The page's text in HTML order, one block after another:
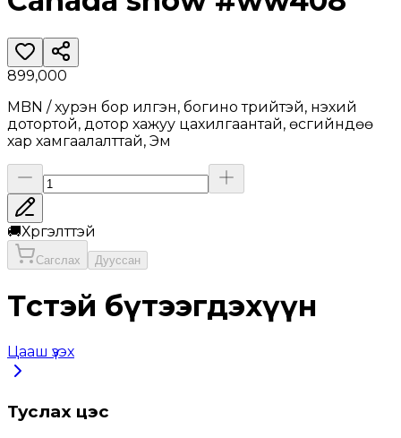
899,000
MBN / хурэн бор илгэн, богино түрийтэй, нэхий
дотортой, дотор хажуу цахилгаантай, өсгийндөө
хар хамгаалалттай, Эм
🚚Хүргэлттэй
Сагслах Дууссан
Төстэй бүтээгдэхүүн
Цааш үзэх
Туслах цэс